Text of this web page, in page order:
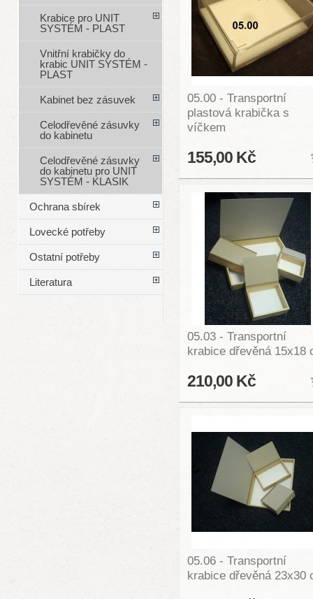
05.00 - Transportní
plastová krabička s
víčkem
155,00 Kč
05.03 - Transportní
krabice dřevěná 15x18
210,00 Kč
05.06 - Transportní
krabice dřevěná 23x30
Krabice pro UNIT
SYSTÉM - PLAST
Vnitřní krabičky do
krabic UNIT SYSTÉM -
PLAST
Kabinet bez zásuvek
Celodřevěné zásuvky
do kabinetu
Celodřevěné zásuvky
do kabinetu pro UNIT
SYSTÉM - KLASIK
Ochrana sbírek
Lovecké potřeby
Ostatní potřeby
Literatura